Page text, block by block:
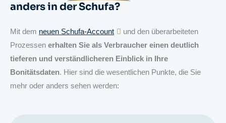
anders in der Schufa?
Mit dem neuen Schufa-Account
und den überarbeiteten
Prozessen erhalten Sie als Verbraucher einen deutlich
tieferen und verständlicheren Einblick in Ihre
Bonitätsdaten. Hier sind die wesentlichen Punkte, die Sie
mehr oder anders sehen werden: